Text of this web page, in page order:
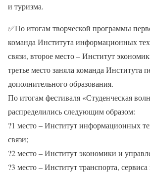
и туризма.
✅По итогам творческой программы
команда Института информационных
связи, второе место – Институт
третье место заняла команда Института
дополнительного образования.
По итогам фестиваля «Студенческая
распределились следующим образом:
?1 место – Институт информационных
связи;
?2 место – Институт экономики и
?3 место – Институт транспорта,